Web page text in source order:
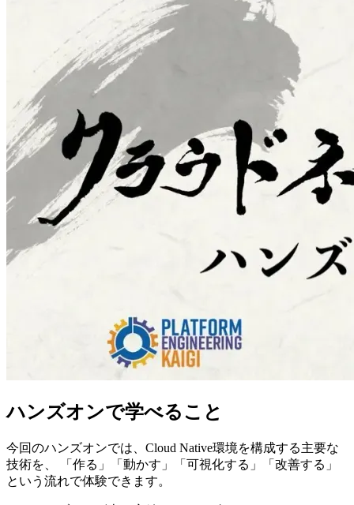
ハンズオンで学べること
今回のハンズオンでは、Cloud Native環境を構成する主要な
技術を、 「作る」「動かす」「可視化する」「改善する」
という流れで体験できます。